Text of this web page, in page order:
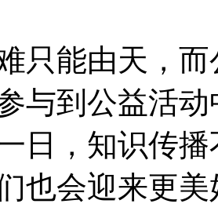
只能由天，
与到公益活
日，知识传
也会迎来更